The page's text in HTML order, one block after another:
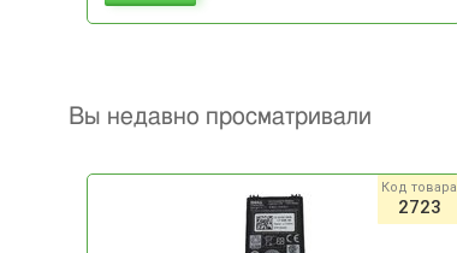
Вы недавно просматривали
Код товара
2723